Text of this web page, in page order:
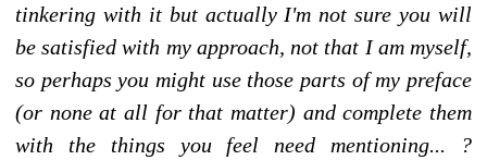
tinkering with it but actually I'm not sure you will
be satisfied with my approach, not that I am myself,
so perhaps you might use those parts of my preface
(or none at all for that matter) and complete them
with the things you feel need mentioning... ?